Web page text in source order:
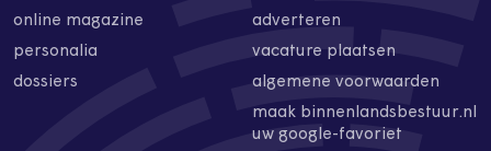
online magazine
personalia
dossiers
adverteren
vacature plaatsen
algemene voorwaarden
maak binnenlandsbestuur.nl
uw google-favoriet